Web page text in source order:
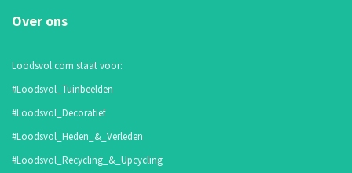
Over ons
Loodsvol.com staat voor:
#Loodsvol_Tuinbeelden
#Loodsvol_Decoratief
#Loodsvol_Heden_&_Verleden
#Loodsvol_Recycling_&_Upcycling